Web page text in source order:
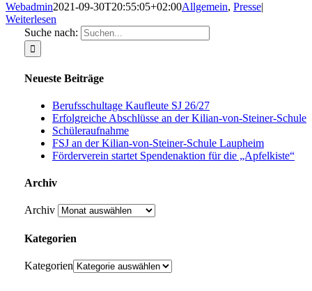
Webadmin2021-09-30T20:55:05+02:00Allgemein, Presse|
Weiterlesen
Suche nach:
Neueste Beiträge
Berufsschultage Kaufleute SJ 26/27
Erfolgreiche Abschlüsse an der Kilian-von-Steiner-Schule
Schüleraufnahme
FSJ an der Kilian-von-Steiner-Schule Laupheim
Förderverein startet Spendenaktion für die „Apfelkiste“
Archiv
Archiv
Kategorien
Kategorien